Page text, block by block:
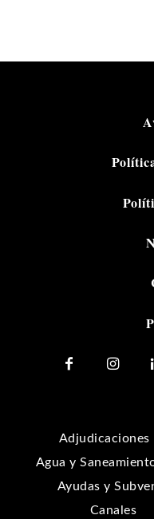
Adjudicaciones
Agua y
Ayudas y
Canales